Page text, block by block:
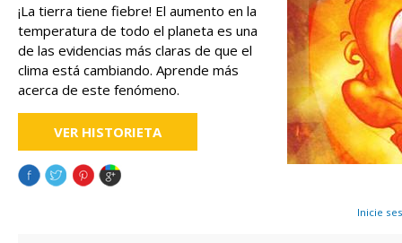
¡La tierra tiene fiebre! El aumento en la
temperatura de todo el planeta es una
de las evidencias más claras de que el
clima está cambiando. Aprende más
acerca de este fenómeno.
VER HISTORIETA
Inicie